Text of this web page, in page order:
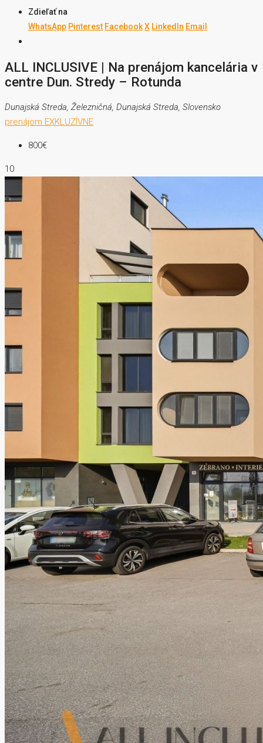
Zdieľať na
WhatsApp Pinterest FacebookX LinkedIn Email
ALL INCLUSIVE | Na prenájom kancelária v
centre Dun. Stredy – Rotunda
Dunajská Streda, Železničná, Dunajská Streda, Slovensko
prenájom EXKLUZÍVNE
800€
10